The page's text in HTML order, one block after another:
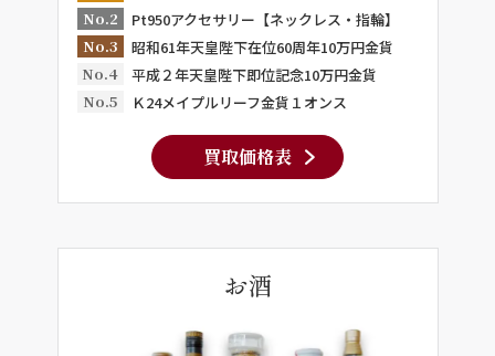
No.2
Pt950アクセサリー【ネックレス・指輪】
No.3
昭和61年天皇陛下在位60周年10万円金貨
No.4
平成２年天皇陛下即位記念10万円金貨
No.5
Ｋ24メイプルリーフ金貨１オンス
買取価格表
お酒